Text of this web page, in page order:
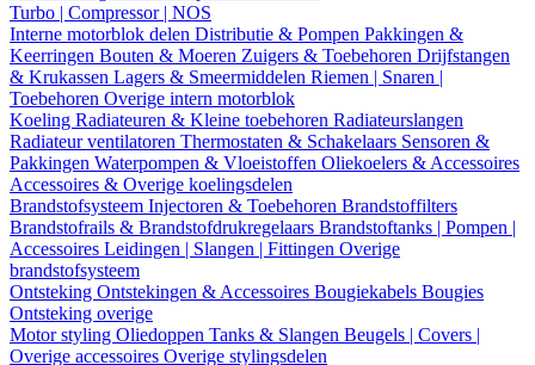
Turbo | Compressor | NOS
Interne motorblok delen Distributie & Pompen Pakkingen &
Keerringen Bouten & Moeren Zuigers & Toebehoren Drijfstangen
& Krukassen Lagers & Smeermiddelen Riemen | Snaren |
Toebehoren Overige intern motorblok
Koeling Radiateuren & Kleine toebehoren Radiateurslangen
Radiateur ventilatoren Thermostaten & Schakelaars Sensoren &
Pakkingen Waterpompen & Vloeistoffen Oliekoelers & Accessoires
Accessoires & Overige koelingsdelen
Brandstofsysteem Injectoren & Toebehoren Brandstoffilters
Brandstofrails & Brandstofdrukregelaars Brandstoftanks | Pompen |
Accessoires Leidingen | Slangen | Fittingen Overige
brandstofsysteem
Ontsteking Ontstekingen & Accessoires Bougiekabels Bougies
Ontsteking overige
Motor styling Oliedoppen Tanks & Slangen Beugels | Covers |
Overige accessoires Overige stylingsdelen